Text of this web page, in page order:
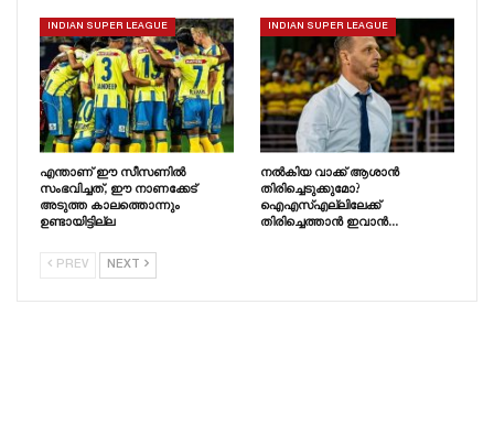
INDIAN SUPER LEAGUE
എന്താണ് ഈ സീസണിൽ
സംഭവിച്ചത്, ഈ നാണക്കേട്
അടുത്ത കാലത്തൊന്നും
ഉണ്ടായിട്ടില്ല
INDIAN SUPER LEAGUE
നൽകിയ വാക്ക് ആശാൻ
തിരിച്ചെടുക്കുമോ?
ഐഎസ്എല്ലിലേക്ക്
തിരിച്ചെത്താൻ ഇവാൻ…
PREV NEXT